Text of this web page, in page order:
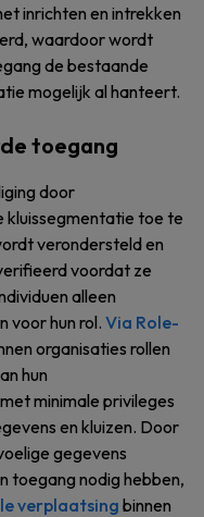
inrichten en intrekken
waardoor wordt
de bestaande
mogelijk al hanteert.
toegang
door
kluissegmentatie toe te
verondersteld en
voordat ze
alleen
voor hun rol. Via Role-
organisaties rollen
hun
minimale privileges
en kluizen. Door
gegevens
toegang nodig hebben,
verplaatsing binnen